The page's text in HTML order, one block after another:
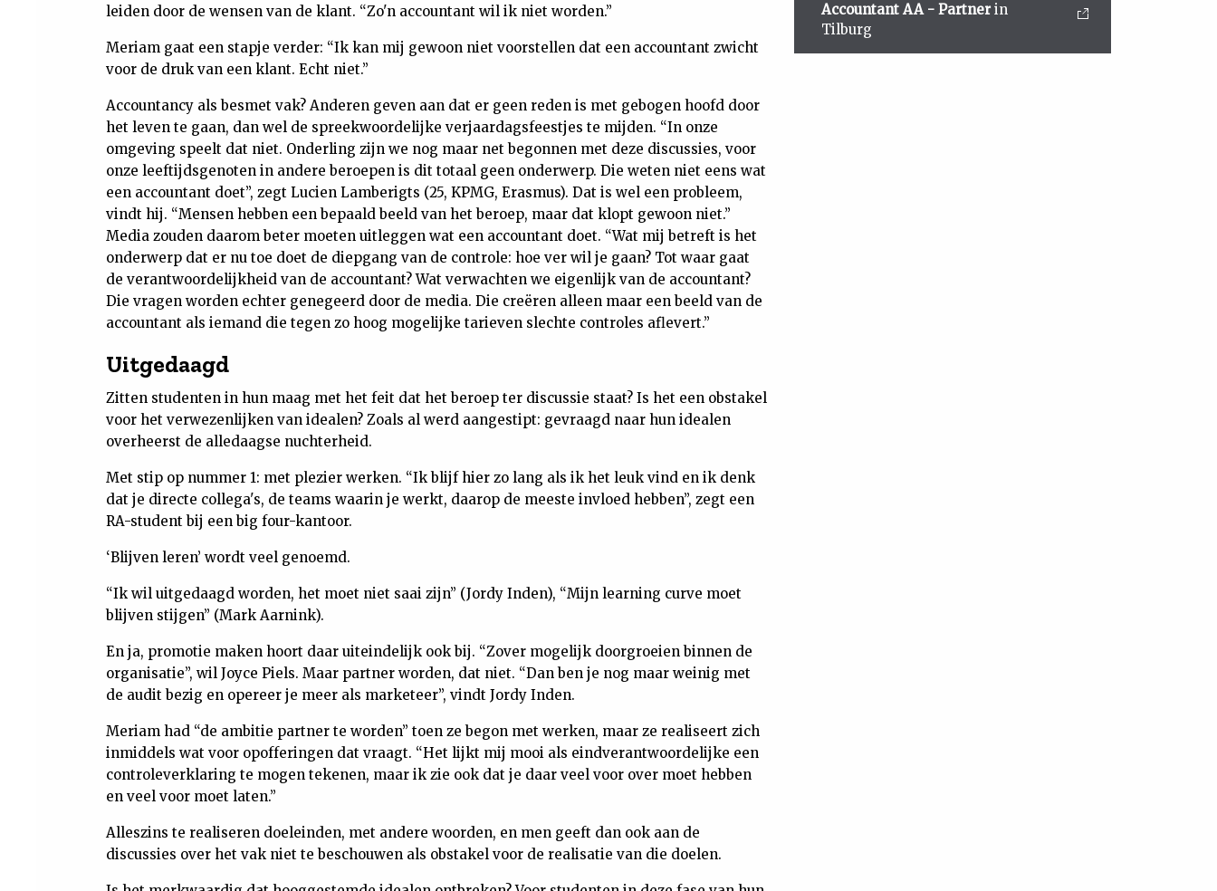
leiden door de wensen van de klant. “Zo'n accountant wil ik niet worden.”
Meriam gaat een stapje verder: “Ik kan mij gewoon niet voorstellen dat een accountant zwicht
voor de druk van een klant. Echt niet.”
Accountancy als besmet vak? Anderen geven aan dat er geen reden is met gebogen hoofd door
het leven te gaan, dan wel de spreekwoordelijke verjaardagsfeestjes te mijden. “In onze
omgeving speelt dat niet. Onderling zijn we nog maar net begonnen met deze discussies, voor
onze leeftijdsgenoten in andere beroepen is dit totaal geen onderwerp. Die weten niet eens wat
een accountant doet”, zegt Lucien Lamberigts (25, KPMG, Erasmus). Dat is wel een probleem,
vindt hij. “Mensen hebben een bepaald beeld van het beroep, maar dat klopt gewoon niet.”
Media zouden daarom beter moeten uitleggen wat een accountant doet. “Wat mij betreft is het
onderwerp dat er nu toe doet de diepgang van de controle: hoe ver wil je gaan? Tot waar gaat
de verantwoordelijkheid van de accountant? Wat verwachten we eigenlijk van de accountant?
Die vragen worden echter genegeerd door de media. Die creëren alleen maar een beeld van de
accountant als iemand die tegen zo hoog mogelijke tarieven slechte controles aflevert.”
Uitgedaagd
Zitten studenten in hun maag met het feit dat het beroep ter discussie staat? Is het een obstakel
voor het verwezenlijken van idealen? Zoals al werd aangestipt: gevraagd naar hun idealen
overheerst de alledaagse nuchterheid.
Met stip op nummer 1: met plezier werken. “Ik blijf hier zo lang als ik het leuk vind en ik denk
dat je directe collega's, de teams waarin je werkt, daarop de meeste invloed hebben”, zegt een
RA-student bij een big four-kantoor.
‘Blijven leren’ wordt veel genoemd.
“Ik wil uitgedaagd worden, het moet niet saai zijn” (Jordy Inden), “Mijn learning curve moet
blijven stijgen” (Mark Aarnink).
En ja, promotie maken hoort daar uiteindelijk ook bij. “Zover mogelijk doorgroeien binnen de
organisatie”, wil Joyce Piels. Maar partner worden, dat niet. “Dan ben je nog maar weinig met
de audit bezig en opereer je meer als marketeer”, vindt Jordy Inden.
Meriam had “de ambitie partner te worden” toen ze begon met werken, maar ze realiseert zich
inmiddels wat voor opofferingen dat vraagt. “Het lijkt mij mooi als eindverantwoordelijke een
controleverklaring te mogen tekenen, maar ik zie ook dat je daar veel voor over moet hebben
en veel voor moet laten.”
Alleszins te realiseren doeleinden, met andere woorden, en men geeft dan ook aan de
discussies over het vak niet te beschouwen als obstakel voor de realisatie van die doelen.
Accountant AA - Partner in
Tilburg